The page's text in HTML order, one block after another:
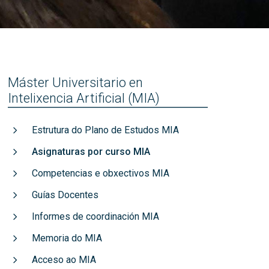
títulos
Recoñecementos de calidade
Máster Universitario en
Intelixencia Artificial (MIA)
Estrutura do Plano de Estudos MIA
Asignaturas por curso MIA
Competencias e obxectivos MIA
Guías Docentes
Informes de coordinación MIA
Memoria do MIA
Acceso ao MIA